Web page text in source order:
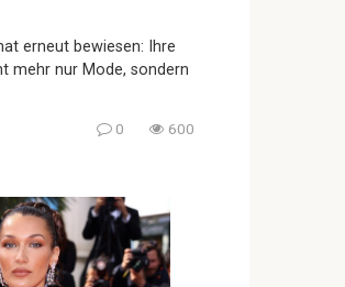
erneut bewiesen: Ihre
mehr nur Mode, sondern
0 600